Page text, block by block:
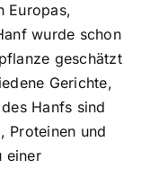
Europas,
wurde schon
geschätzt
Gerichte,
Hanfs sind
Proteinen und
einer